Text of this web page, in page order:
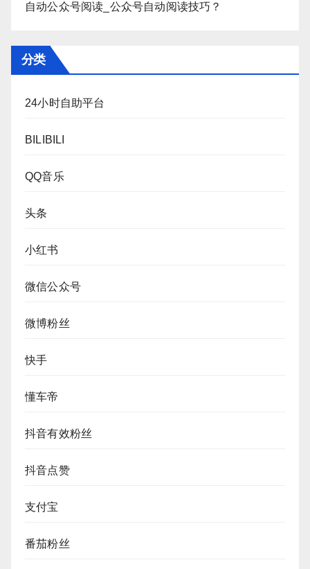
自动公众号阅读_公众号自动阅读技巧？
分类
24小时自助平台
BILIBILI
QQ音乐
头条
小红书
微信公众号
微博粉丝
快手
懂车帝
抖音有效粉丝
抖音点赞
支付宝
番茄粉丝